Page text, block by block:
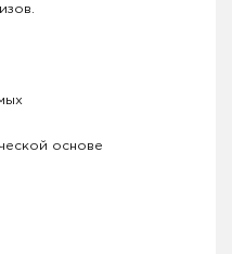
основе